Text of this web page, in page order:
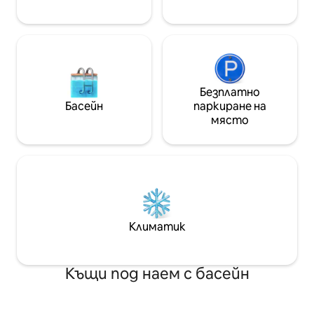
панорамата на града.
Басейн
Безплатно
паркиране на
място
Климатик
Къщи под наем с басейн